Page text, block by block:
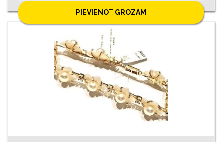
PIEVIENOT GROZAM